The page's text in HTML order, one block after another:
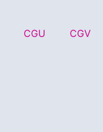
CGU CGV